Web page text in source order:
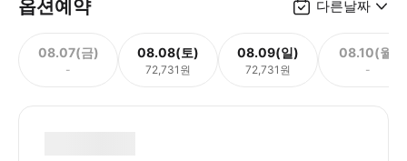
옵션예약 다른날짜
08.07(금)
-
08.08(토)
72,731원
08.09(일)
72,731원
08.10(월)
-